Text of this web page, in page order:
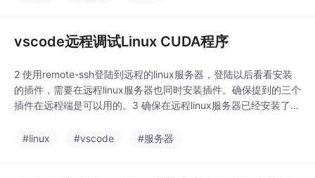
环调用wait()适合不需
要收集子进程状态的场
景是现代Linux系统中处
理僵尸进程的推荐方式
之一这两个close()明确
进程职责：父子进程各
资源引用精细控制生命
vscode远程调试Linux CUDA程序
2 使用remote-ssh登陆到远程的linux服务器，登陆以后看看安装
的插件，需要在远程linux服务器也同时安装插件。确保提到的三个
插件在远程端是可以用的。3 确保在远程linux服务器已经安装了c
装情况。4 新建一个目录用来测试，例如~/my_cuda，用vscode
#linux #vscode #服务器